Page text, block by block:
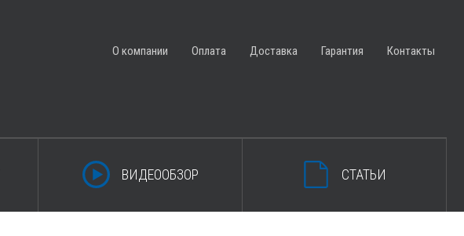
О компании Оплата Доставка Гарантия Контакты
ВИДЕООБЗОР СТАТЬИ
ЗАКРЫТЬ КОРЗИНУ